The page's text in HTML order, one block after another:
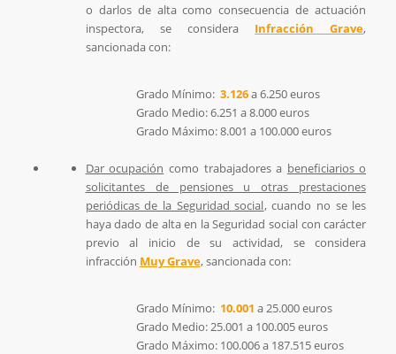
o darlos de alta como consecuencia de actuación
inspectora, se considera Infracción Grave,
sancionada con:
Grado Mínimo: 3.126a 6.250 euros
Grado Medio: 6.251 a 8.000 euros
Grado Máximo: 8.001 a 100.000 euros
Dar ocupación como trabajadores a beneficiarios o
solicitantes de pensiones u otras prestaciones
periódicas de la Seguridad social, cuando no se les
haya dado de alta en la Seguridad social con carácter
previo al inicio de su actividad, se considera
infracción Muy Grave, sancionada con:
Grado Mínimo: 10.001 a 25.000 euros
Grado Medio: 25.001 a 100.005 euros
Grado Máximo: 100.006 a 187.515 euros